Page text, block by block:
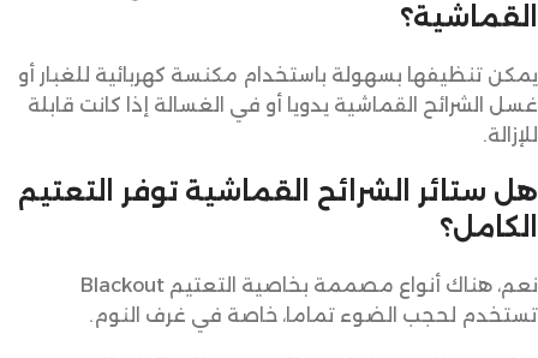
القماشية؟
يمكن تنظيفها بسهولة باستخدام مكنسة كهربائية للغبار أو
غسل الشرائح القماشية يدويا أو في الغسالة إذا كانت قابلة
للإزالة.
هل ستائر الشرائح القماشية توفر التعتيم
الكامل؟
نعم، هناك أنواع مصممة بخاصية التعتيم Blackout
تستخدم لحجب الضوء تماما، خاصة في غرف النوم.